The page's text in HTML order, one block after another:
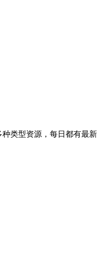
类型资源，每日都有最新